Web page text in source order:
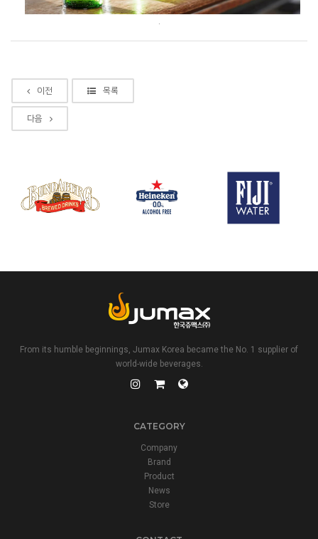
이전 목록
다음
From its humble beginnings, Jumax Korea became the No. 1 supplier of
world-wide beverages.
CATEGORY
Company
Brand
Product
News
Store